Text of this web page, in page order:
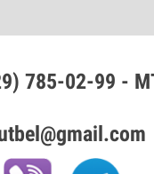
785-02-99 -